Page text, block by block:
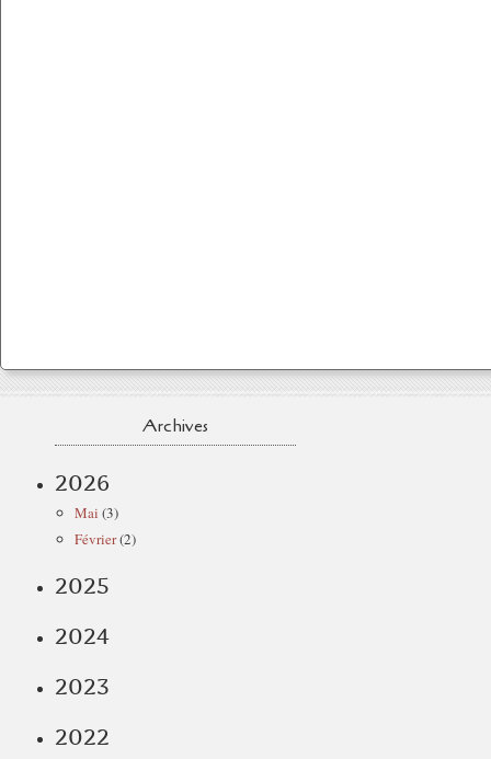
Archives
2026
Mai (3)
Février(2)
2025
2024
2023
2022